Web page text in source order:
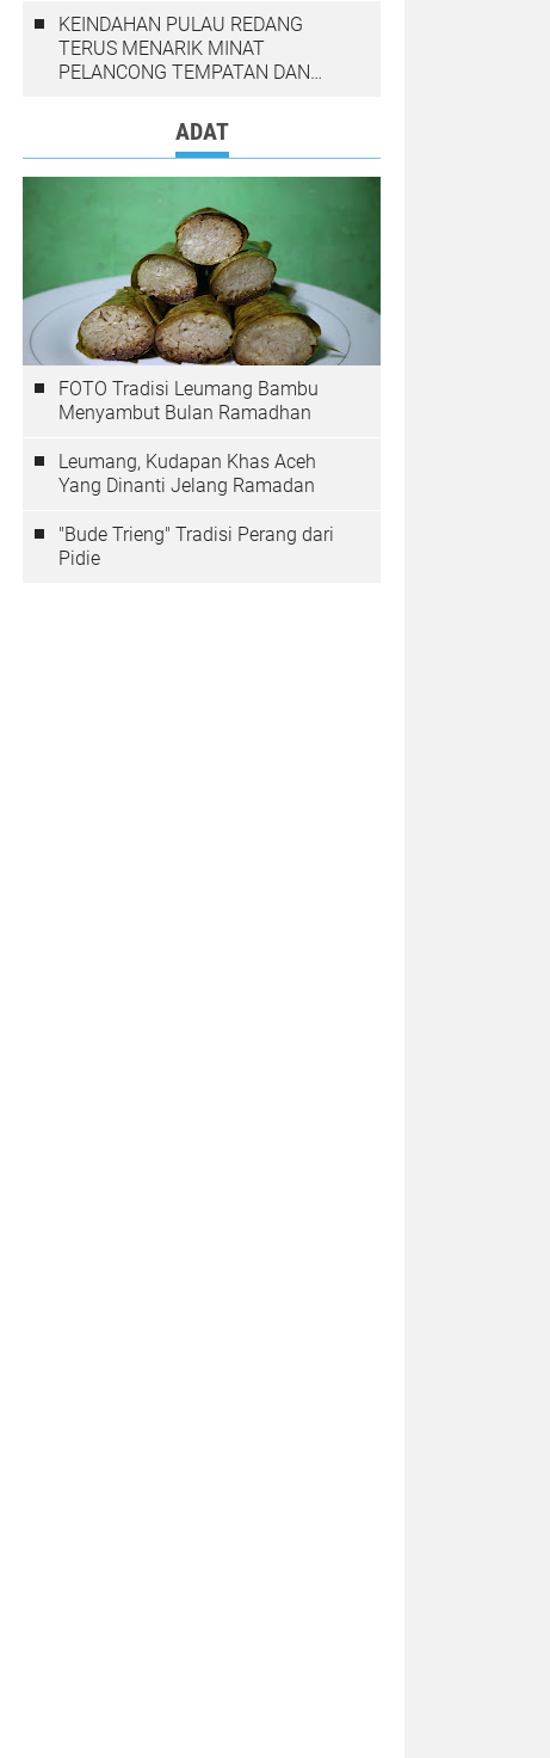
KEINDAHAN PULAU REDANG
TERUS MENARIK MINAT
PELANCONG TEMPATAN DAN
ADAT
FOTO Tradisi Leumang Bambu
Menyambut Bulan Ramadhan
Leumang, Kudapan Khas Aceh
Yang Dinanti Jelang Ramadan
"Bude Trieng" Tradisi Perang dari
Pidie